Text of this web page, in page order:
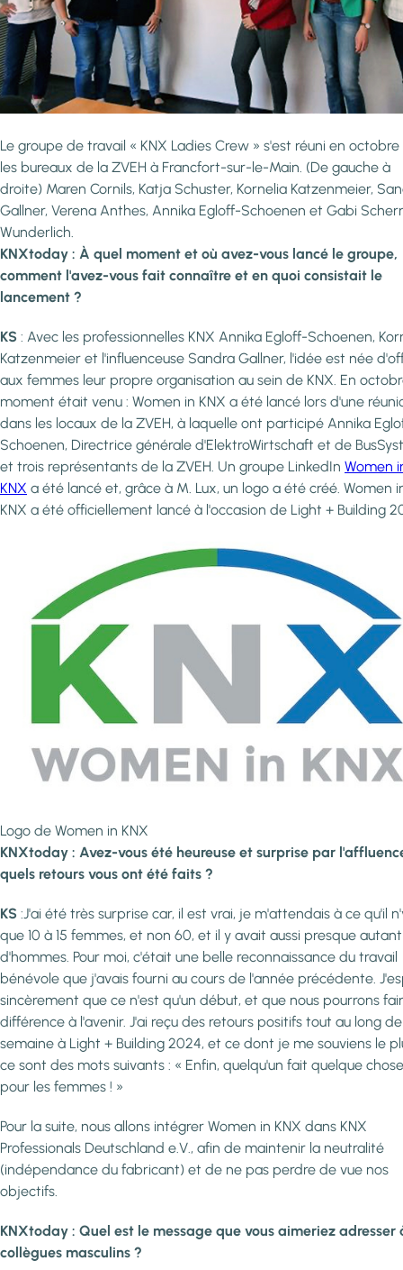
Le groupe de travail « KNX Ladies Crew » s'est réuni en
les bureaux de la ZVEH à Francfort-sur-le-Main. (De gauche à
droite) Maren Cornils, Katja Schuster, Kornelia Katzenmeier,
Gallner, Verena Anthes, Annika Egloff-Schoenen et Gabi
Wunderlich.
KNXtoday : À quel moment et où avez-vous lancé le groupe,
comment l'avez-vous fait connaître et en quoi consistait le
lancement ?
KS : Avec les professionnelles KNX Annika Egloff-Schoenen,
Katzenmeier et l'influenceuse Sandra Gallner, l'idée est née
aux femmes leur propre organisation au sein de KNX. En
moment était venu : Women in KNX a été lancé lors d'une
dans les locaux de la ZVEH, à laquelle ont participé Annika
Schoenen, Directrice générale d'ElektroWirtschaft et de
et trois représentants de la ZVEH. Un groupe LinkedIn Women
KNX a été lancé et, grâce à M. Lux, un logo a été créé. Women
KNX a été officiellement lancé à l'occasion de Light + Building
Logo de Women in KNX
KNXtoday : Avez-vous été heureuse et surprise par
quels retours vous ont été faits ?
KS :J'ai été très surprise car, il est vrai, je m'attendais à ce qu'il
que 10 à 15 femmes, et non 60, et il y avait aussi presque autant
d'hommes. Pour moi, c'était une belle reconnaissance du travail
bénévole que j'avais fourni au cours de l'année précédente.
sincèrement que ce n'est qu'un début, et que nous pourrons
différence à l'avenir. J'ai reçu des retours positifs tout au long
semaine à Light + Building 2024, et ce dont je me souviens le
ce sont des mots suivants : « Enfin, quelqu'un fait quelque chose
pour les femmes ! »
Pour la suite, nous allons intégrer Women in KNX dans KNX
Professionals Deutschland e.V., afin de maintenir la neutralité
(indépendance du fabricant) et de ne pas perdre de vue nos
objectifs.
KNXtoday : Quel est le message que vous aimeriez adresser
collègues masculins ?